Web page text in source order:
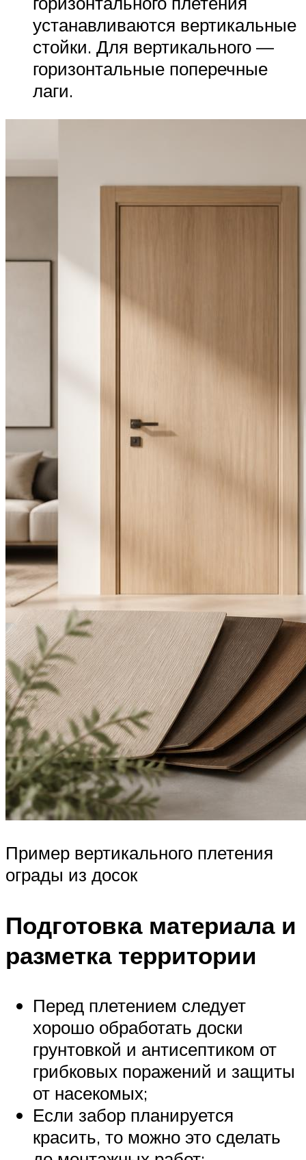
устанавливаются вертикальные
стойки. Для вертикального —
горизонтальные поперечные
лаги.
Пример вертикального плетения
ограды из досок
Подготовка материала и
разметка территории
Перед плетением следует
хорошо обработать доски
грунтовкой и антисептиком от
грибковых поражений и защиты
от насекомых;
Если забор планируется
красить, то можно это сделать